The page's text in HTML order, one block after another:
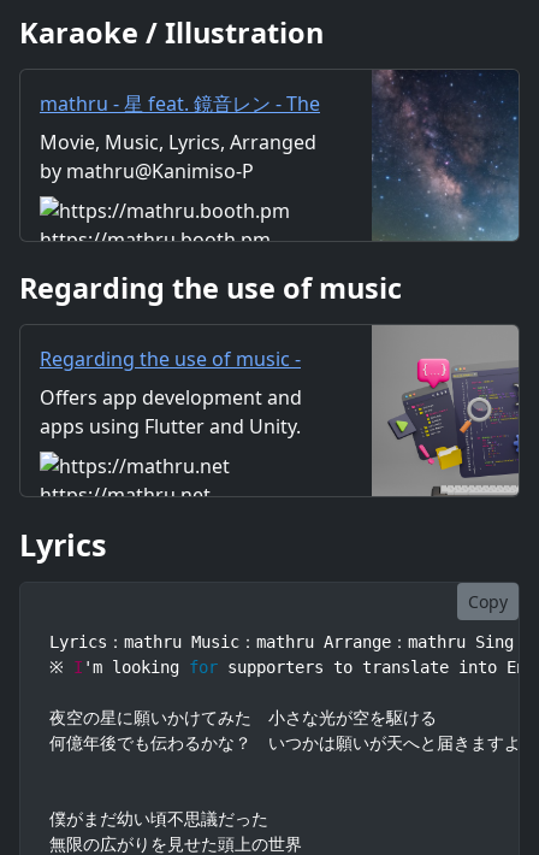
Arrange：mathru Sing：Len
てみた 小さな光が空を駆ける
何億年後でも伝わるかな？ い
つかは願いが天へと届きますよ
うに・・・ 僕がまだ幼い頃不思
議だった 無限の広がりを見せた
頭上の世界 本を読んでは空想し
うような そんなパノラマ ずっ
と昔に地球へと向けて放たれた
光が
Karaoke / Illustration
mathru - 星 feat. 鏡音レン - The
star feat. Len Kagamine -
mathruねっと - BOOTH
Movie, Music, Lyrics, Arranged
by mathru@Kanimiso-P
https://mathru.booth.pm
Regarding the use of music
Regarding the use of music -
mathru.net | App
Development with Flutter,
Unity/Music and Video
Production/Material
Distribution
Offers app development and
apps using Flutter and Unity.
Includes information on music
and videos created by the
images and video materials.
We also accept orders for
https://mathru.net
Lyrics
Copy
Lyrics：mathru Music：mathru Arrange：mathru Sing：
※ I 'm looking for supporters to translate into
夜空の星に願いかけてみた　小さな光が空を駆ける
何億年後でも伝わるかな？　いつかは願いが天へと届きますよ
僕がまだ幼い頃不思議だった
無限の広がりを見せた頭上の世界